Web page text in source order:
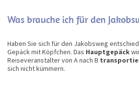
Was brauche ich für den
Haben Sie sich für den Jakobsweg
Gepäck mit Köpfchen. Das Hauptgepäck
Reiseveranstalter von A nach B
sich nicht kümmern.